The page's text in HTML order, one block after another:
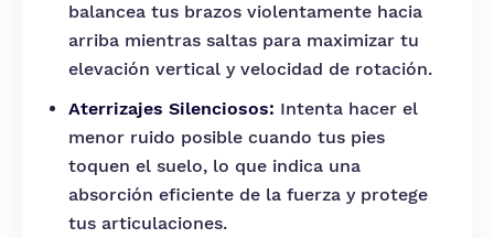
balancea tus brazos violentamente hacia
arriba mientras saltas para maximizar tu
elevación vertical y velocidad de rotación.
Aterrizajes Silenciosos: Intenta hacer el
menor ruido posible cuando tus pies
toquen el suelo, lo que indica una
absorción eficiente de la fuerza y protege
tus articulaciones.